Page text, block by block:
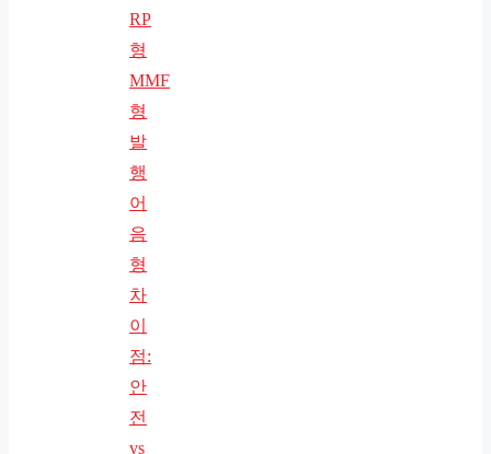
RP
형
MMF
형
발
행
어
음
형
차
이
점:
안
전
vs